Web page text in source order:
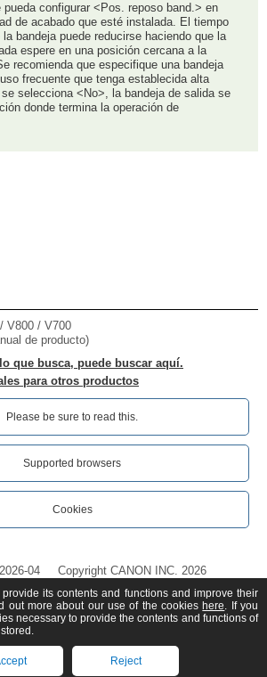
pueda configurar <Pos. reposo band.> en
de acabado que esté instalada. El tiempo
bandeja puede reducirse haciendo que la
espere en una posición cercana a la
recomienda que especifique una bandeja
frecuente que tenga establecida alta
selecciona <No>, la bandeja de salida se
donde termina la operación de
V800 / V700
de producto)
que busca, puede buscar aquí.
para otros productos
Please be sure to read this.‎
Supported browsers
Cookies
2026-04 Copyright CANON INC. 2026
its contents and functions and improve their
out more about our use of the cookies here. If you
necessary to provide the contents and functions of
Reject